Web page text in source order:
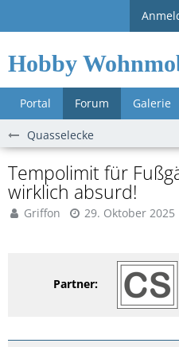
Hobby
Portal Forum Galerie
Quasselecke
Tempolimit für
wirklich absurd!
Griffon 29. Oktober 2025
Partner: